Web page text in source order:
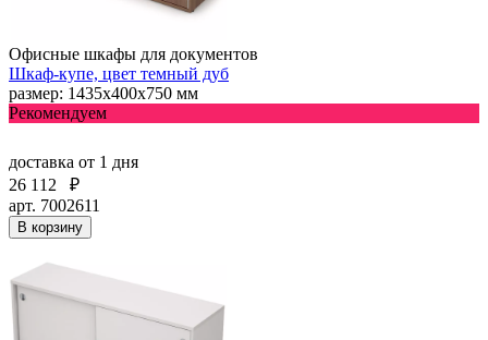
Офисные шкафы для документов
Шкаф-купе, цвет темный дуб
размер: 1435х400х750 мм
Рекомендуем
доставка от 1 дня
26 112
₽
арт. 7002611
В корзину